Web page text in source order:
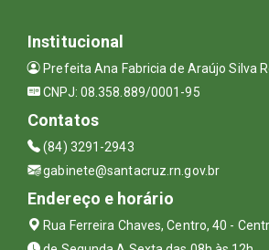
Institucional
Prefeita Ana Fabricia de Araújo Silva
CNPJ: 08.358.889/0001-95
Contatos
(84) 3291-2943
gabinete@santacruz.rn.gov.br
Endereço e horário
Rua Ferreira Chaves, Centro, 40 -